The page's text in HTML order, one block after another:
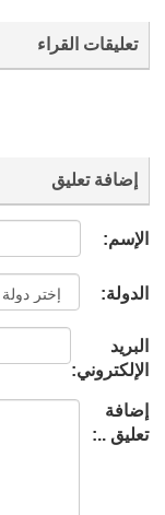
تعليقات القراء
إضافة تعليق
الإسم:
الدولة:
البريد
الإلكتروني:
إضافة
تعليق ..: